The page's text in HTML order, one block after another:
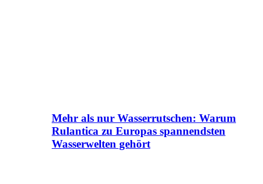
Mehr als nur Wasserrutschen: Warum
Rulantica zu Europas spannendsten
Wasserwelten gehört